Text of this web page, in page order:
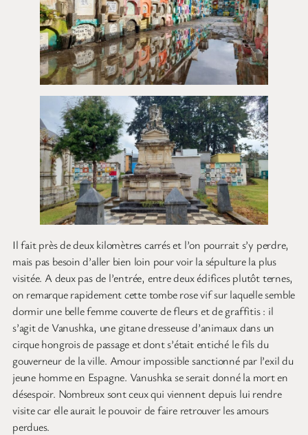
Il fait près de deux kilomètres carrés et l’on pourrait s’y perdre,
mais pas besoin d’aller bien loin pour voir la sépulture la plus
visitée. A deux pas de l’entrée, entre deux édifices plutôt ternes,
on remarque rapidement cette tombe rose vif sur laquelle semble
dormir une belle femme couverte de fleurs et de graffitis : il
s’agit de Vanushka, une gitane dresseuse d’animaux dans un
cirque hongrois de passage et dont s’était entiché le fils du
gouverneur de la ville. Amour impossible sanctionné par l’exil du
jeune homme en Espagne. Vanushka se serait donné la mort en
désespoir. Nombreux sont ceux qui viennent depuis lui rendre
visite car elle aurait le pouvoir de faire retrouver les amours
perdues.